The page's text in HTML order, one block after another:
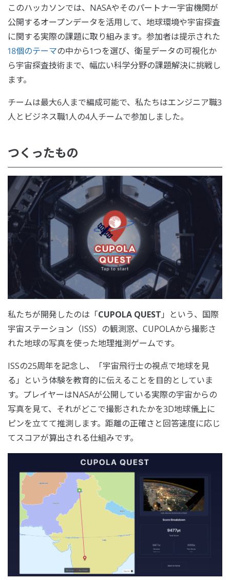
このハッカソンでは、NASAやそのパートナー宇宙機関が
公開するオープンデータを活用して、地球環境や宇宙探査
に関する実際の課題に取り組みます。参加者は提示された
18個のテーマの中から1つを選び、衛星データの可視化か
ら宇宙探査技術まで、幅広い科学分野の課題解決に挑戦し
ます。
チームは最大6人まで編成可能で、私たちはエンジニア職3
人とビジネス職1人の4人チームで参加しました。
つくったもの
私たちが開発したのは「CUPOLA QUEST 」という、国際
宇宙ステーション（ISS）の観測窓、CUPOLAから撮影さ
れた地球の写真を使った地理推測ゲームです。
ISSの25周年を記念し、「宇宙飛行士の視点で地球を見
る」という体験を教育的に伝えることを目的としていま
す。プレイヤーはNASAが公開している実際の宇宙からの
写真を見て、それがどこで撮影されたかを3D地球儀上に
ピンを立てて推測します。距離の正確さと回答速度に応じ
てスコアが算出される仕組みです。